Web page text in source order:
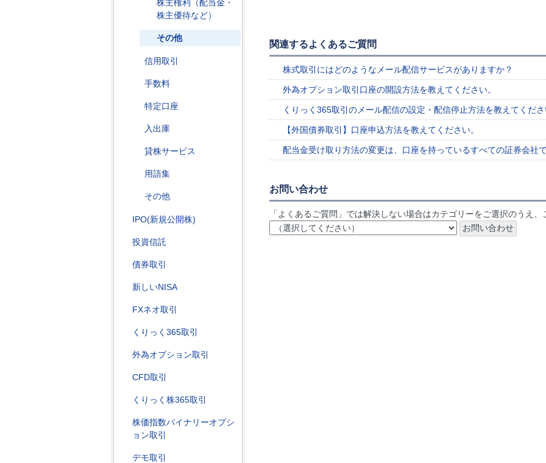
株主権利（配当金・
株主優待など）
その他
信用取引
手数料
特定口座
入出庫
貸株サービス
用語集
その他
IPO(新規公開株)
投資信託
債券取引
新しいNISA
FXネオ取引
くりっく365取引
外為オプション取引
CFD取引
くりっく株365取引
株価指数バイナリーオプシ
ョン取引
デモ取引
関連するよくあるご質問
株式取引にはどのようなメール配信サービスがありますか？
外為オプション取引口座の開設方法を教えてください。
くりっく365取引のメール配信の設定・配信停止方法を教えてくだ
【外国債券取引】口座申込方法を教えてください。
配当金受け取り方法の変更は、口座を持っているすべての証券会社
お問い合わせ
「よくあるご質問」では解決しない場合はカテゴリーをご選択のうえ